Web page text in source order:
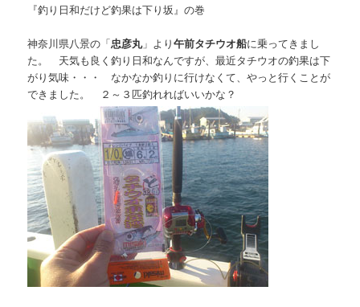
『釣り日和だけど釣果は下り坂』の巻
神奈川県八景の「忠彦丸」より午前タチウオ船に乗ってきまし
た。 天気も良く釣り日和なんですが、最近タチウオの釣果は下
がり気味・・・ なかなか釣りに行けなくて、やっと行くことが
できました。 ２～３匹釣れればいいかな？